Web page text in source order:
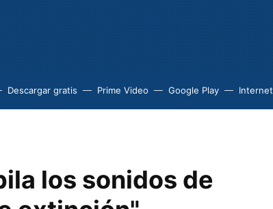
Descargar gratis Prime Video Google Play Internet
los sonidos de